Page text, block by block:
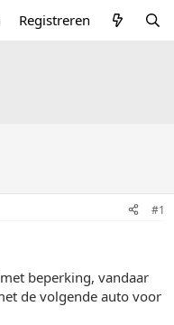
Registreren
#1
beperking, vandaar
de volgende auto voor